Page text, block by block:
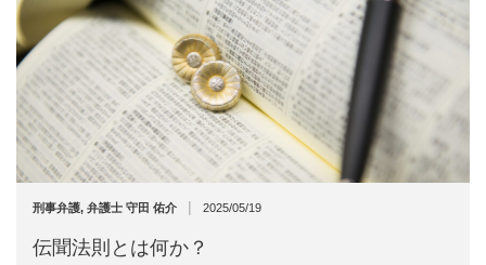
刑事弁護, 弁護士 守田 佑介 | 2025/05/19
伝聞法則とは何か？